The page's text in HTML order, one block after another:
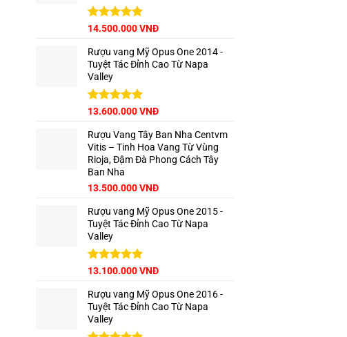
Được xếp
5 sao
14.500.000VNĐ
Rượu vang Mỹ Opus One 2014 -
Tuyệt Tác Đỉnh Cao Từ Napa
Valley
Được xếp
5 sao
13.600.000VNĐ
Rượu Vang Tây Ban Nha Centvm
Vitis – Tinh Hoa Vang Từ Vùng
Rioja, Đậm Đà Phong Cách Tây
Ban Nha
Giá
là:
15.000.000 VNĐ.
13.500.000VNĐGiá
tại
là:
Rượu vang Mỹ Opus One 2015 -
Tuyệt Tác Đỉnh Cao Từ Napa
Valley
Được xếp
5 sao
13.100.000VNĐ
Rượu vang Mỹ Opus One 2016 -
Tuyệt Tác Đỉnh Cao Từ Napa
Valley